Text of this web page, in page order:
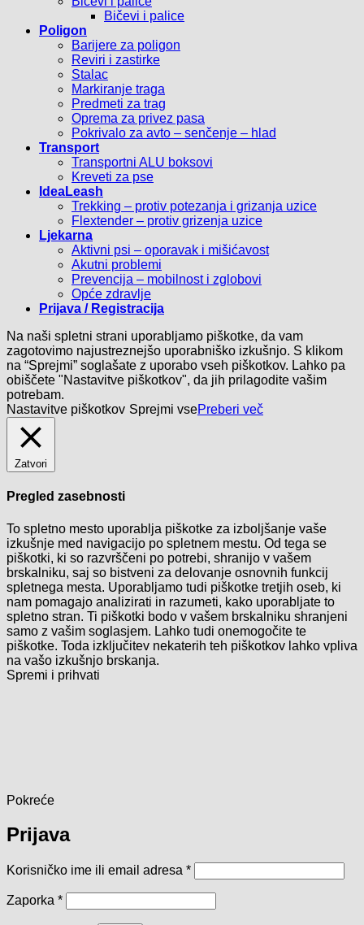
Bičevi i palice
Poligon
Barijere za poligon
Reviri i zastirke
Stalac
Markiranje traga
Predmeti za trag
Oprema za privez pasa
Pokrivalo za avto – senčenje – hlad
Transport
Transportni ALU boksovi
Kreveti za pse
IdeaLeash
Trekking – protiv potezanja i grizanja uzice
Flextender – protiv grizenja uzice
Ljekarna
Aktivni psi – oporavak i mišićavost
Akutni problemi
Prevencija – mobilnost i zglobovi
Opće zdravlje
Prijava / Registracija
Na naši spletni strani uporabljamo piškotke, da vam
zagotovimo najustreznejšo uporabniško izkušnjo. S klikom
na “Sprejmi” soglašate z uporabo vseh piškotkov. Lahko pa
obiščete "Nastavitve piškotkov", da jih prilagodite vašim
potrebam.
Nastavitve piškotkov Sprejmi vsePreberi več
Zatvori
Pregled zasebnosti
To spletno mesto uporablja piškotke za izboljšanje vaše
izkušnje med navigacijo po spletnem mestu. Od tega se
piškotki, ki so razvrščeni po potrebi, shranijo v vašem
brskalniku, saj so bistveni za delovanje osnovnih funkcij
spletnega mesta. Uporabljamo tudi piškotke tretjih oseb, ki
nam pomagajo analizirati in razumeti, kako uporabljate to
spletno stran. Ti piškotki bodo v vašem brskalniku shranjeni
samo z vašim soglasjem. Lahko tudi onemogočite te
piškotke. Toda izključitev nekaterih teh piškotkov lahko vpliva
na vašo izkušnjo brskanja.
Spremi i prihvati
Pokreće
Prijava
Korisničko ime ili email adresa *Obavezno
Zaporka *Obavezno